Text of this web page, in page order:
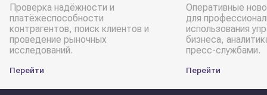
Проверка надёжности и
платёжеспособности
контрагентов, поиск клиентов и
проведение рыночных
исследований.
Перейти
Оперативные
для
использования
бизнеса,
пресс-службами.
Перейти